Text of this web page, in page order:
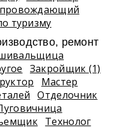
туризму
ремонт
Закройщик (1)
Мастер
Отделочник
Технолог